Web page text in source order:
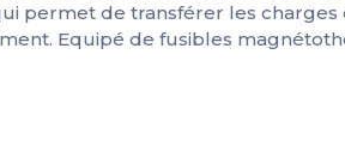
permet de transférer les
Equipé de fusibles